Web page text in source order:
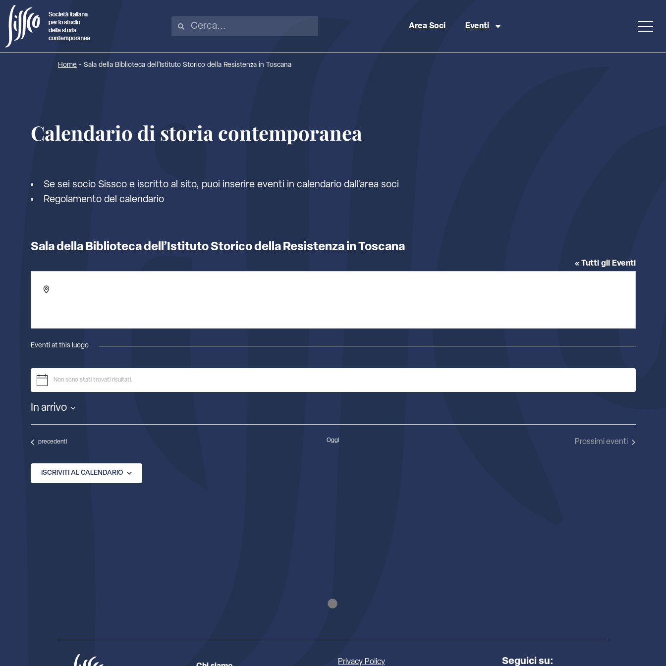
Area Soci Eventi
Home - Sala della Biblioteca dell’Istituto Storico della Resistenza in Toscana
Calendario di storia contemporanea
Se sei socio Sissco e iscritto al sito, puoi inserire eventi in calendario dall'area soci
Regolamento del calendario
Sala della Biblioteca dell’Istituto Storico della Resistenza in Toscana
« Tutti gli Eventi
Indirizzo
Eventi at this luogo
Non sono stati trovati risultati.
In arrivo
data.
Eventi
precedenti Oggi Prossimi eventi
ISCRIVITI AL CALENDARIO
Privacy Policy Seguici su: